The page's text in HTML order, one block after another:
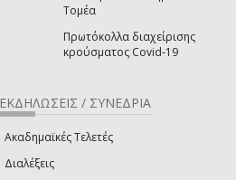
Τομέα
Πρωτόκολλα διαχείρισης
κρούσματος Covid-19
ΕΚΔΗΛΩΣΕΙΣ / ΣΥΝΕΔΡΙΑ
Ακαδημαϊκές Τελετές
Διαλέξεις